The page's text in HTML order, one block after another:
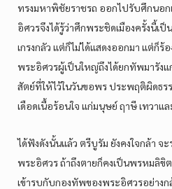
ทรงมหาพิชัยราชรถ ออกไปรับศึกนอก
อิศวรจึงได้รู้ว่าศึกพระชิดเมืองครั้งนี้เ
เกรงกลัว แต่ก็ไม่ได้แสดงออกมา แต่ก็ร้
พระอิศวรผู้เป็นใหญ่ถึงได้ยกทัพมารัง
สัตย์ที่ให้ไว้ในวันขอพร ประพฤติผิดธร
เดือดเนื้อร้อนใจ แก่มนุษย์ ฤาษี เทวาแ
ได้ฟังดังนั้นแล้ว ตรีบูรัม ยังคงใจกล้า
พระอิศวร ถ้าถึงตายก็คงเป็นพรหมลิขิ
เข้ารบกับกองทัพของพระอิศวรอย่าง